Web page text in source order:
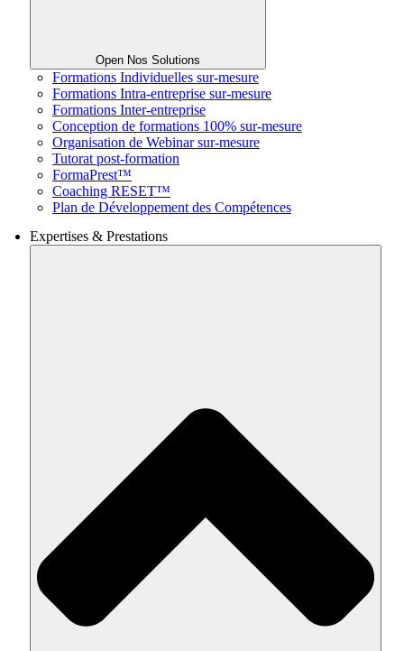
Open Nos Solutions
Formations Individuelles sur-mesure
Formations Intra-entreprise sur-mesure
Formations Inter-entreprise
Conception de formations 100% sur-mesure
Organisation de Webinar sur-mesure
Tutorat post-formation
FormaPrest™
Coaching RESET™
Plan de Développement des Compétences
Expertises & Prestations